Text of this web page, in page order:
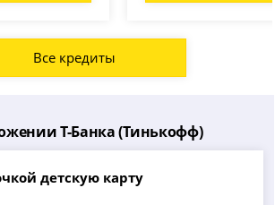
Все кредиты
Т-Банка (Тинькофф)
детскую карту